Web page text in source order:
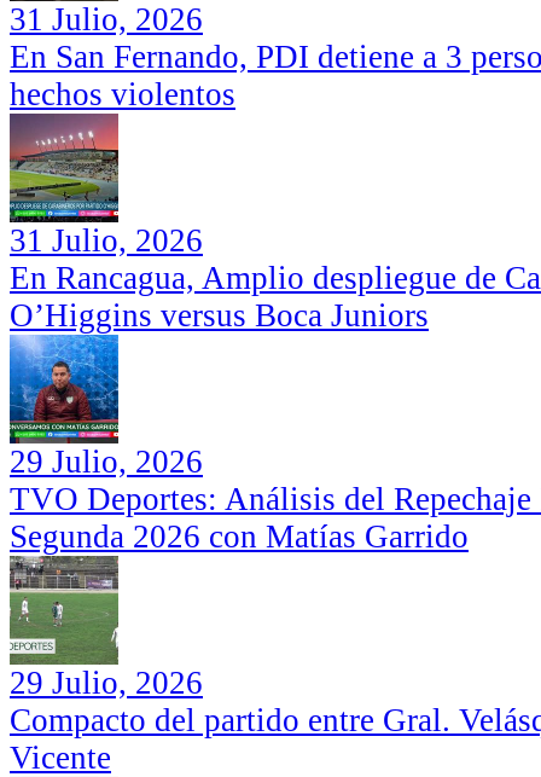
31 Julio, 2026
En San Fernando, PDI detiene a 3
hechos violentos
31 Julio, 2026
En Rancagua, Amplio despliegue de
O’Higgins versus Boca Juniors
29 Julio, 2026
TVO Deportes: Análisis del
Segunda 2026 con Matías Garrido
29 Julio, 2026
Compacto del partido entre Gral.
Vicente